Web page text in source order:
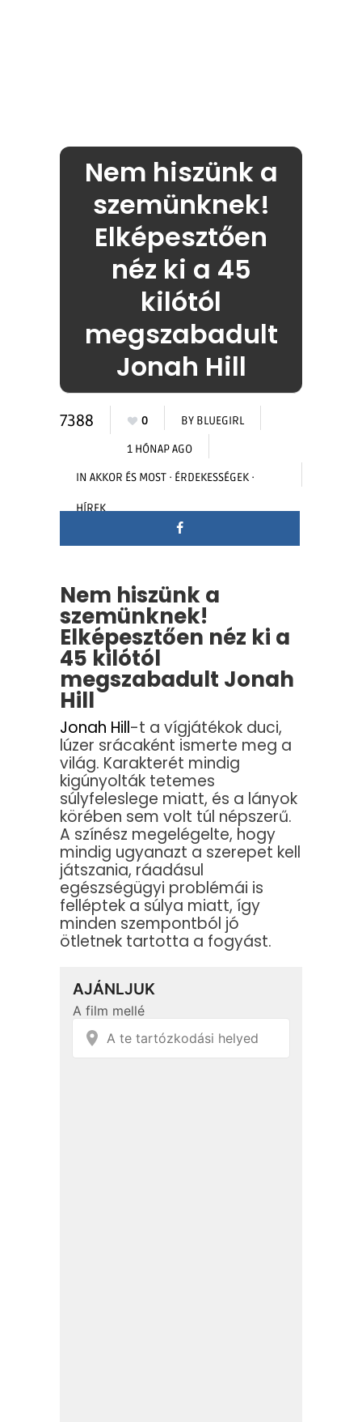
Nem hiszünk a
szemünknek!
Elképesztően
néz ki a 45
kilótól
megszabadult
Jonah Hill
7388 0 BY BLUEGIRL
1 HÓNAP AGO
IN AKKOR ÉS MOST · ÉRDEKESSÉGEK ·
HÍREK
Nem hiszünk a
szemünknek!
Elképesztően néz ki a
45 kilótól
megszabadult Jonah
Hill
Jonah Hill-t a vígjátékok duci,
lúzer srácaként ismerte meg a
világ. Karakterét mindig
kigúnyolták tetemes
súlyfeleslege miatt, és a lányok
körében sem volt túl népszerű.
A színész megelégelte, hogy
mindig ugyanazt a szerepet kell
játszania, ráadásul
egészségügyi problémái is
felléptek a súlya miatt, így
minden szempontból jó
ötletnek tartotta a fogyást.